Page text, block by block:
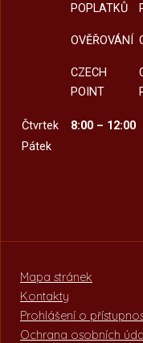
POPLATKŮ
OVĚŘOVÁNÍ
CZECH
POINT
Čtvrtek
8:00 – 12:00
Pátek
Mapa stránek
Kontakty
Prohlášení o
Ochrana osobních